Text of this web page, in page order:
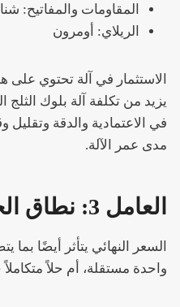
المقاومات والمفاتيح:
الريلاي: أومرون
الاستثمار في آلة تحتوي على
يزيد من تكلفة آلة بلوك الثلج
في الاعتمادية والدقة
مدى عمر الآلة.
العامل 3: نطاق الحل
السعر النهائي يتأثر أيضًا
واحدة مستقلة، أم حلاً